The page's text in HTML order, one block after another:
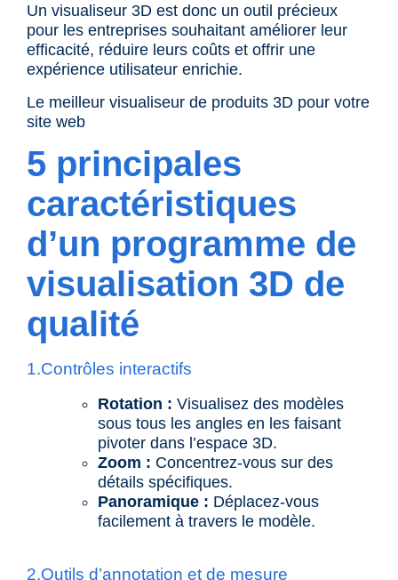
Un visualiseur 3D est donc un outil précieux
pour les entreprises souhaitant améliorer leur
efficacité, réduire leurs coûts et offrir une
expérience utilisateur enrichie.
Le meilleur visualiseur de produits 3D pour votre
site web
5 principales
caractéristiques
d’un programme de
visualisation 3D de
qualité
1.Contrôles interactifs
Rotation : Visualisez des modèles
sous tous les angles en les faisant
pivoter dans l’espace 3D.
Zoom : Concentrez-vous sur des
détails spécifiques.
Panoramique : Déplacez-vous
facilement à travers le modèle.
2.Outils d’annotation et de mesure